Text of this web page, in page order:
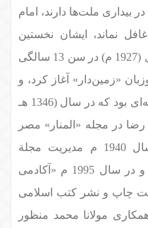
بیداری ملت‌ها دارند، امام
نماند، ایشان نخستین
فعالیت مطبوعاتی خود را در سال (1927 م) در سن 13 سالگی
«زمین‌دار» آغاز کرد، و
نخستین اثر او به زبان عربی مقاله‌ای بود که در سال (1346 هـ
رضا در مجله «المنار» مصر
منتشر شد، امام ندوی / در سال 1940 م مدیریت مجلة
«المسلمون» دمشق را پذیرفت، و در سال 1995 م «آکادمی
چاپ و نشر کتب اسلامی
و در سال 1962 م با همکاری مولانا محمد منظور